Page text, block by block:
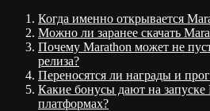
Когда именно открывается
Можно ли заранее скачать
Почему Marathon может не
релиза?
Переносятся ли награды и
Какие бонусы дают на запуске
платформах?